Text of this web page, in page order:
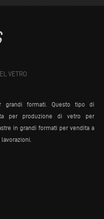
VETRO
grandi formati. Questo tipo di
per produzione di vetro per
in grandi formati per vendita a